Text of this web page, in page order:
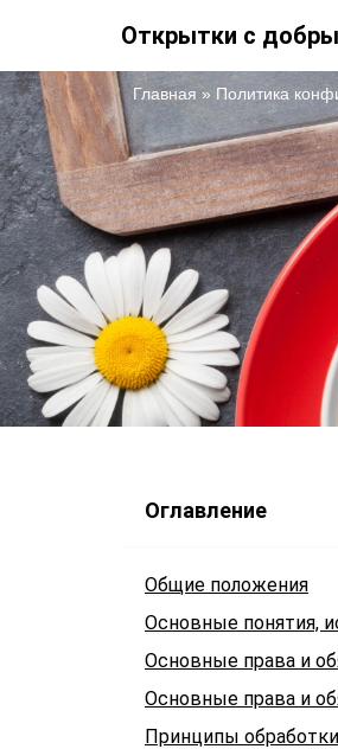
Открытки с
Главная » Политика
Оглавление
Общие положения
Основные понятия,
Основные права и
Основные права и
Принципы